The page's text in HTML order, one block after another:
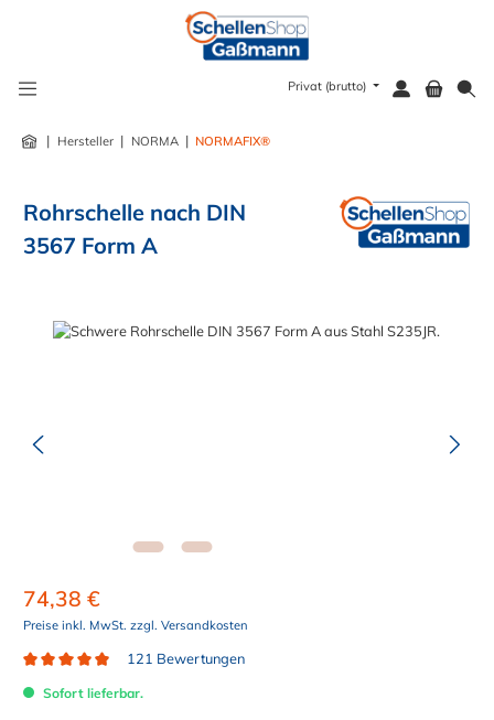
Privat (brutto)
| Hersteller | NORMA | NORMAFIX®
Rohrschelle nach DIN
3567 Form A
Bildergalerie überspringen
74,38 €
Preise inkl. MwSt. zzgl. Versandkosten
121 Bewertungen
Sofort lieferbar.